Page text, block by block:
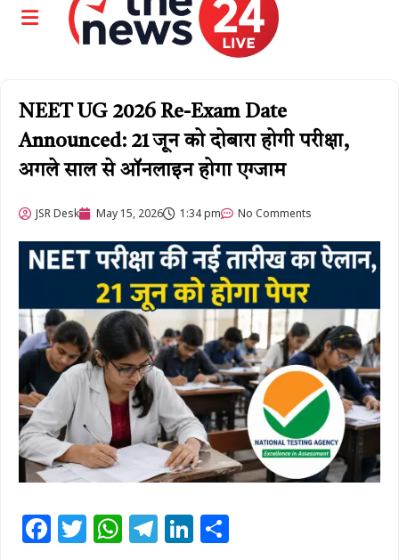
NEET UG 2026 Re-Exam Date
Announced: 21 जून को दोबारा होगी परीक्षा,
अगले साल से ऑनलाइन होगा एग्जाम
JSR Desk May 15, 2026 1:34 pm No Comments
Facebook
Twitter
WhatsApp
Telegram
LinkedIn